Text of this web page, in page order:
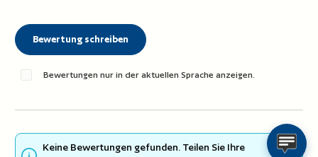
Bewertung schreiben
Bewertungen nur in der aktuellen Sprache anzeigen.
Keine Bewertungen gefunden. Teilen Sie Ihre